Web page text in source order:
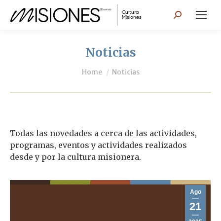
Search:
Noticias
You are here:
Home Noticias
Todas las novedades a cerca de las actividades,
programas, eventos y actividades realizados
desde y por la cultura misionera.
Ago
21